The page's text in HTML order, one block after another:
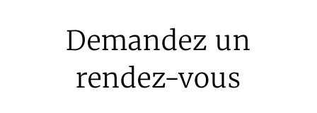
Demandez un
rendez-vous